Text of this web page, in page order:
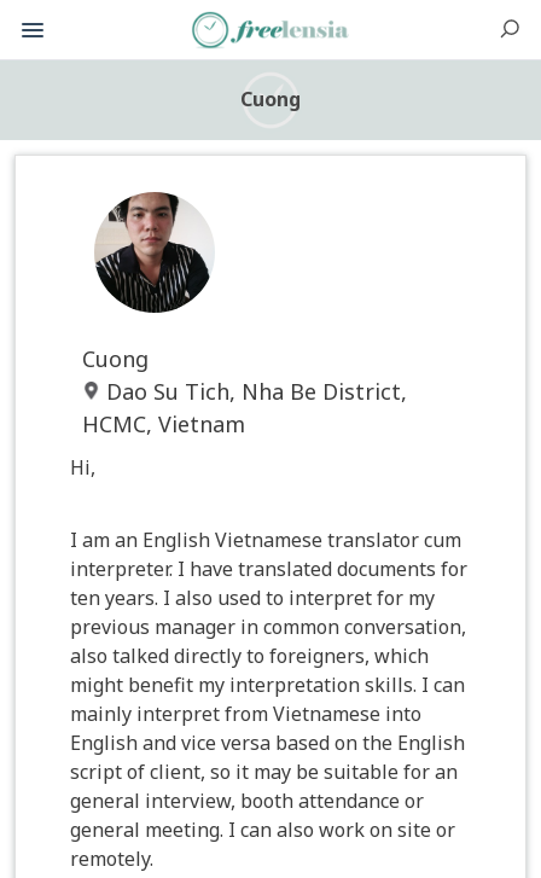
Cuong
Cuong
Dao Su Tich, Nha Be District,
HCMC, Vietnam
Hi,
I am an English Vietnamese translator cum
interpreter. I have translated documents for
ten years. I also used to interpret for my
previous manager in common conversation,
also talked directly to foreigners, which
might benefit my interpretation skills. I can
mainly interpret from Vietnamese into
English and vice versa based on the English
script of client, so it may be suitable for an
general interview, booth attendance or
general meeting. I can also work on site or
remotely.